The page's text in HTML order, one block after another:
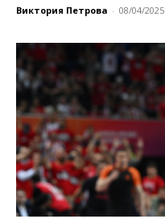
Виктория Петрова - 08/04/2025